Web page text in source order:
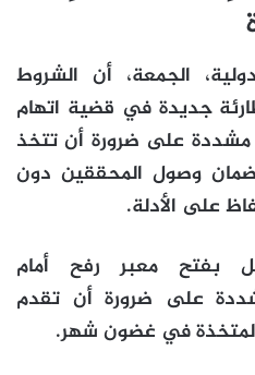
الجمعة، أن الشروط
جديدة في قضية اتهام
مشددة على ضرورة أن تتخذ
لضمان وصول المحققين دون
على الأدلة.
بفتح معبر رفح أمام
على ضرورة أن تقدم
المتخذة في غضون شهر.